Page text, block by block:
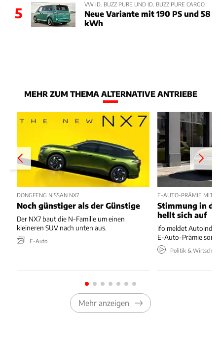
5
VW ID. BUZZ PURE UND ID. BUZZ PURE CARGO
Neue Variante mit 190 PS und 58
kWh
MEHR ZUM THEMA ALTERNATIVE ANTRIEBE
DONGFENG NISSAN NX7
Noch günstiger als der Günstige
Der NX7 baut die N-Familie um einen
kleineren SUV nach unten aus.
E-Auto
E-AUTO-PRÄMIE MIT
Stimmung in
hellt sich auf
ifo meldet
E-Auto-Prämie
Politik & Wirtschaft
Mehr anzeigen